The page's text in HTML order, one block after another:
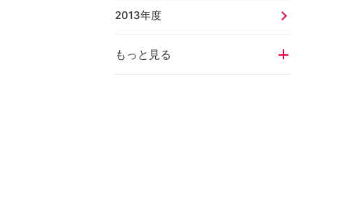
2013年度
もっと見る